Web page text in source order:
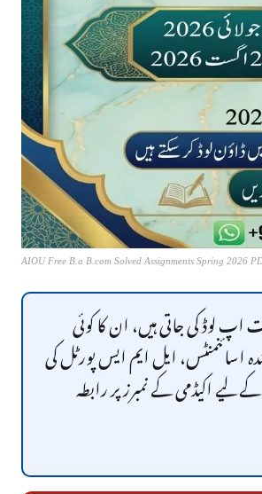
AIOU Free B.a B.com Solved Assignments Spring 2026
اپ لوڈ کی جاتی ہیں، ان کا کوئی
اسائنمنٹس، ایل ایم ایس پورٹل کی
لیے اکیڈمی کے نمبرز پر رابطہ